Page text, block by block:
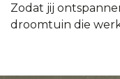
Zodat jij
droomtuin die